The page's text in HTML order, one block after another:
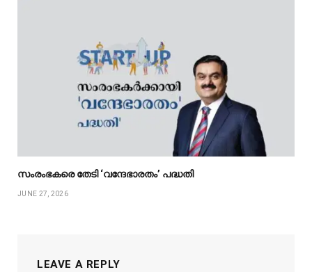
സംരംഭകരെ തേടി ‘വന്ദേഭാരതം’ പദ്ധതി
JUNE 27, 2026
LEAVE A REPLY